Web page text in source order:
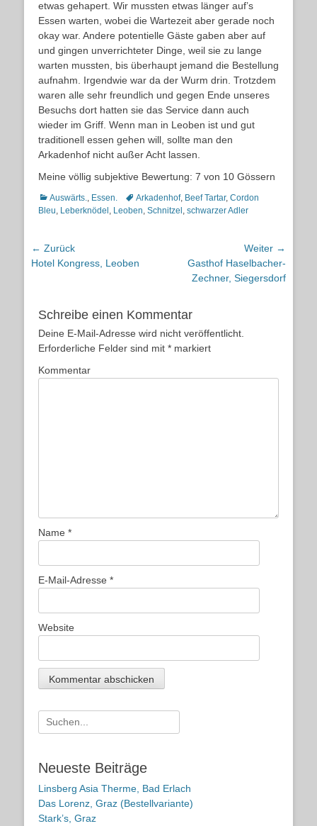
etwas gehapert. Wir mussten etwas länger auf’s
Essen warten, wobei die Wartezeit aber gerade noch
okay war. Andere potentielle Gäste gaben aber auf
und gingen unverrichteter Dinge, weil sie zu lange
warten mussten, bis überhaupt jemand die Bestellung
aufnahm. Irgendwie war da der Wurm drin. Trotzdem
waren alle sehr freundlich und gegen Ende unseres
Besuchs dort hatten sie das Service dann auch
wieder im Griff. Wenn man in Leoben ist und gut
traditionell essen gehen will, sollte man den
Arkadenhof nicht außer Acht lassen.
Meine völlig subjektive Bewertung: 7 von 10 Gössern
Kategorien
Auswärts., Essen. Schlagworte
Arkadenhof, Beef Tartar, Cordon
Bleu, Leberknödel , Leoben, Schnitzel , schwarzer Adler
Beitragsnavigation
← Zurück
Vorheriger
Hotel Kongress, Leoben
Weiter →
NächsterGasthof Haselbacher-
Zechner, Siegersdorf
Schreibe einen Kommentar
Deine E-Mail-Adresse wird nicht veröffentlicht.
Erforderliche Felder sind mit * markiert
Kommentar
Name *
E-Mail-Adresse *
Website
Suche
nach:
Neueste Beiträge
Linsberg Asia Therme, Bad Erlach
Das Lorenz, Graz (Bestellvariante)
Stark’s, Graz